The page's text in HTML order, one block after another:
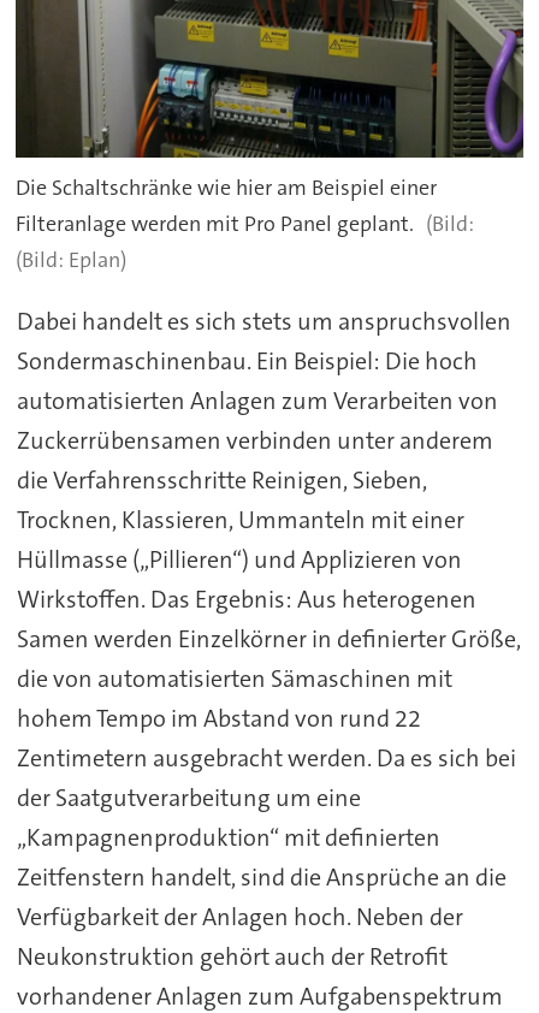
Die Schaltschränke wie hier am Beispiel einer
Filteranlage werden mit Pro Panel geplant.
(Bild: Eplan)
Dabei handelt es sich stets um anspruchsvollen
Sondermaschinenbau. Ein Beispiel: Die hoch
automatisierten Anlagen zum Verarbeiten von
Zuckerrübensamen verbinden unter anderem
die Verfahrensschritte Reinigen, Sieben,
Trocknen, Klassieren, Ummanteln mit einer
Hüllmasse („Pillieren“) und Applizieren von
Wirkstoffen. Das Ergebnis: Aus heterogenen
Samen werden Einzelkörner in definierter Größe,
die von automatisierten Sämaschinen mit
hohem Tempo im Abstand von rund 22
Zentimetern ausgebracht werden. Da es sich bei
der Saatgutverarbeitung um eine
„Kampagnenproduktion“ mit definierten
Zeitfenstern handelt, sind die Ansprüche an die
Verfügbarkeit der Anlagen hoch. Neben der
Neukonstruktion gehört auch der Retrofit
vorhandener Anlagen zum Aufgabenspektrum